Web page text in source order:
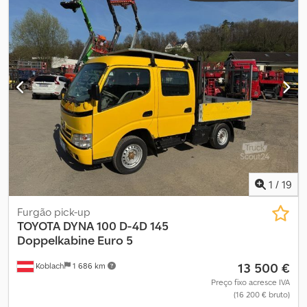
1 / 19
Koblach 1 686 km
Furgão pick-up
TOYOTA DYNA 100 D-4D 145
Doppelkabine Euro 5
13 500 €
Preço fixo acresce IVA
(16 200 € bruto)